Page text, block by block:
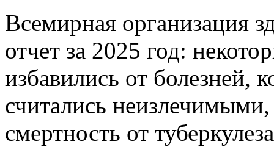
Всемирная организация
отчет за 2025 год:
избавились от болезней,
считались неизлечимыми,
смертность от